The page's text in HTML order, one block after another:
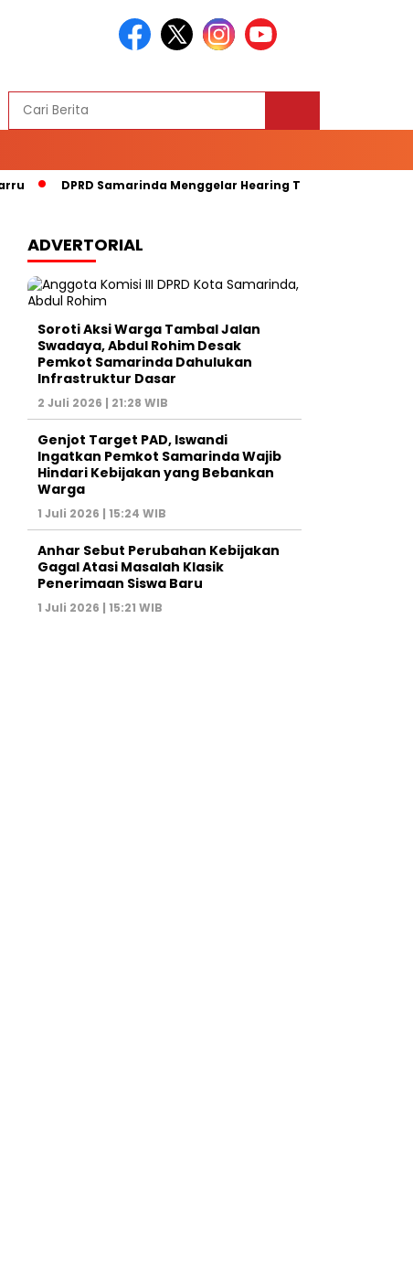
DPRD Samarinda Menggelar Hearing Terkait Kelangkaan
ADVERTORIAL
Soroti Aksi Warga Tambal Jalan
Swadaya, Abdul Rohim Desak
Pemkot Samarinda Dahulukan
Infrastruktur Dasar
2 Juli 2026 | 21:28 WIB
Genjot Target PAD, Iswandi
Ingatkan Pemkot Samarinda Wajib
Hindari Kebijakan yang Bebankan
Warga
1 Juli 2026 | 15:24 WIB
Anhar Sebut Perubahan Kebijakan
Gagal Atasi Masalah Klasik
Penerimaan Siswa Baru
1 Juli 2026 | 15:21 WIB